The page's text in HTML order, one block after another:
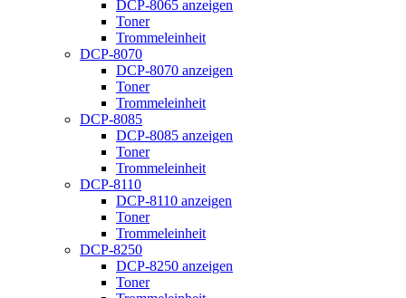
DCP-8065 anzeigen
Toner
Trommeleinheit
DCP-8070
DCP-8070 anzeigen
Toner
Trommeleinheit
DCP-8085
DCP-8085 anzeigen
Toner
Trommeleinheit
DCP-8110
DCP-8110 anzeigen
Toner
Trommeleinheit
DCP-8250
DCP-8250 anzeigen
Toner